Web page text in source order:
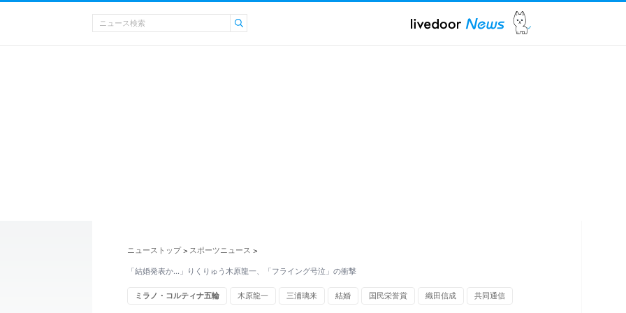
ニューストップ > スポーツニュース >
「結婚発表か…」りくりゅう木原龍一、「フライング号泣」の衝撃
ミラノ・コルティナ五輪 木原龍一 三浦璃来 結婚 国民栄誉賞 織田信成 共同通信